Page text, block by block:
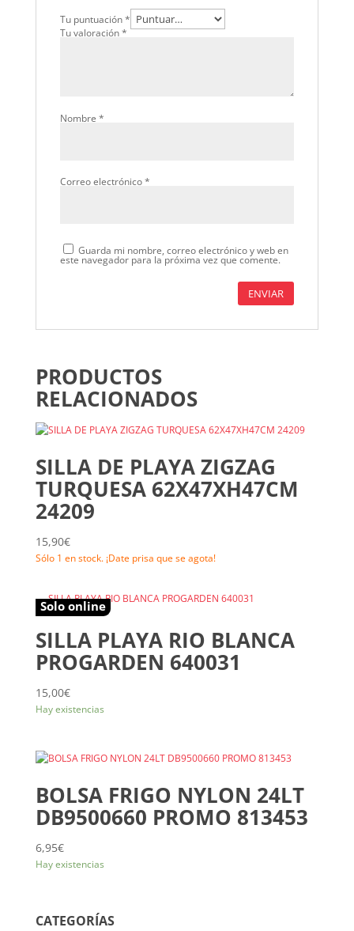
Tu puntuación*
Tu valoración*
Nombre *
Correo electrónico*
Guarda mi nombre, correo electrónico y web en
este navegador para la próxima vez que comente.
PRODUCTOS
RELACIONADOS
SILLA DE PLAYA ZIGZAG
TURQUESA 62X47XH47CM
24209
15,90€
Sólo 1 en stock. ¡Date prisa que se agota!
Solo online
SILLA PLAYA RIO BLANCA
PROGARDEN 640031
15,00€
Hay existencias
BOLSA FRIGO NYLON 24LT
DB9500660 PROMO 813453
6,95€
Hay existencias
CATEGORÍAS